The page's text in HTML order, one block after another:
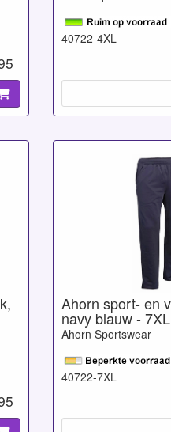
40722-4XL
Ahorn sport- en
navy blauw - 7XL
Ahorn Sportswear
40722-7XL